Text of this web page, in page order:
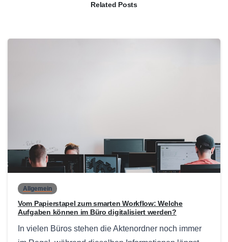
Related Posts
0
Allgemein
Vom Papierstapel zum smarten Workflow: Welche
Aufgaben können im Büro digitalisiert werden?
In vielen Büros stehen die Aktenordner noch immer